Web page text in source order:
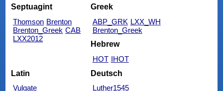
Septuagint
Thomson Brenton
Brenton_Greek CAB
LXX2012
Greek
ABP_GRK LXX_WH
Brenton_Greek
Hebrew
HOT IHOT
Latin
Vulgate
Deutsch
Luther1545